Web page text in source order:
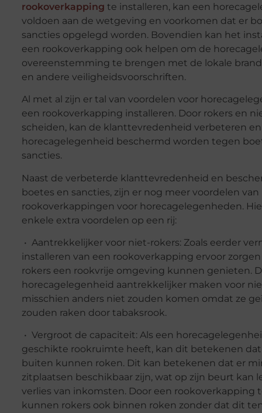
rookoverkapping te installeren, kan een
voldoen aan de wetgeving en voorkomen dat er
sancties opgelegd worden. Bovendien kan het
een rookoverkapping ook helpen om de
overeenstemming te brengen met de lokale
en andere veiligheidsvoorschriften.
Al met al zijn er tal van voordelen voor
een rookoverkapping installeren. Door rokers en
scheiden, kan de klanttevredenheid verbeteren
horecagelegenheid beschermd worden tegen
sancties.
Naast de verbeterde klanttevredenheid en
boetes en sancties, zijn er nog meer voordelen van
rookoverkappingen voor horecagelegenheden.
enkele extra voordelen op een rij:
• Aantrekkelijker voor niet-rokers: Zoals eerder
installeren van een rookoverkapping ervoor
rokers een rookvrije omgeving kunnen genieten.
horecagelegenheid aantrekkelijker maken voor
misschien anders niet zouden komen omdat ze
zouden raken door tabaksrook.
• Vergroot de capaciteit: Als een
geschikte rookruimte heeft, kan dit betekenen dat
buiten kunnen roken. Dit kan betekenen dat er
zitplaatsen beschikbaar zijn, wat op zijn beurt kan
verlies van inkomsten. Door een rookoverkapping
kunnen rokers ook binnen roken zonder dat dit